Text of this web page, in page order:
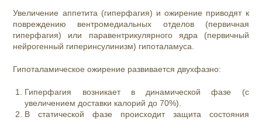
Увеличение аппетита (гиперфагия) и ожирение приводят к
повреждению вентромедиальных отделов (первичная
гиперфагия) или паравентрикулярного ядра (первичный
нейрогенный гиперинсулинизм) гипоталамуса.
Гипоталамическое ожирение развивается двухфазно:
Гиперфагия возникает в динамической фазе (с
увеличением доставки калорий до 70%).
В статической фазе происходит защита состояния